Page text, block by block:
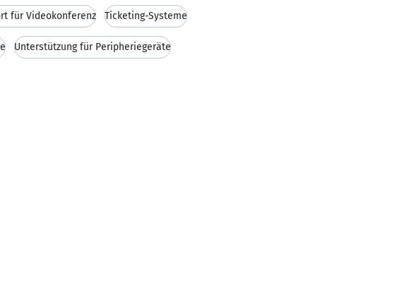
für Videokonferenz Ticketing-Systeme
Unterstützung für Peripheriegeräte